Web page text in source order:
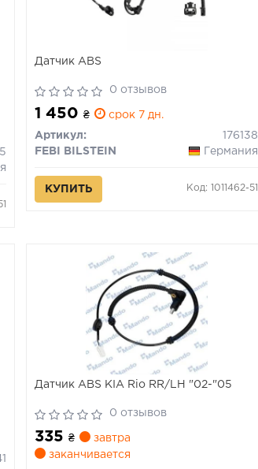
Датчик ABS
0 отзывов
1 450₴ срок 7 дн.
Артикул:
176138
FEBI BILSTEIN
Германия
КУПИТЬ Код: 1011462-51
Датчик ABS KIA Rio RR/LH "02-"05
0 отзывов
335₴
завтра
заканчивается